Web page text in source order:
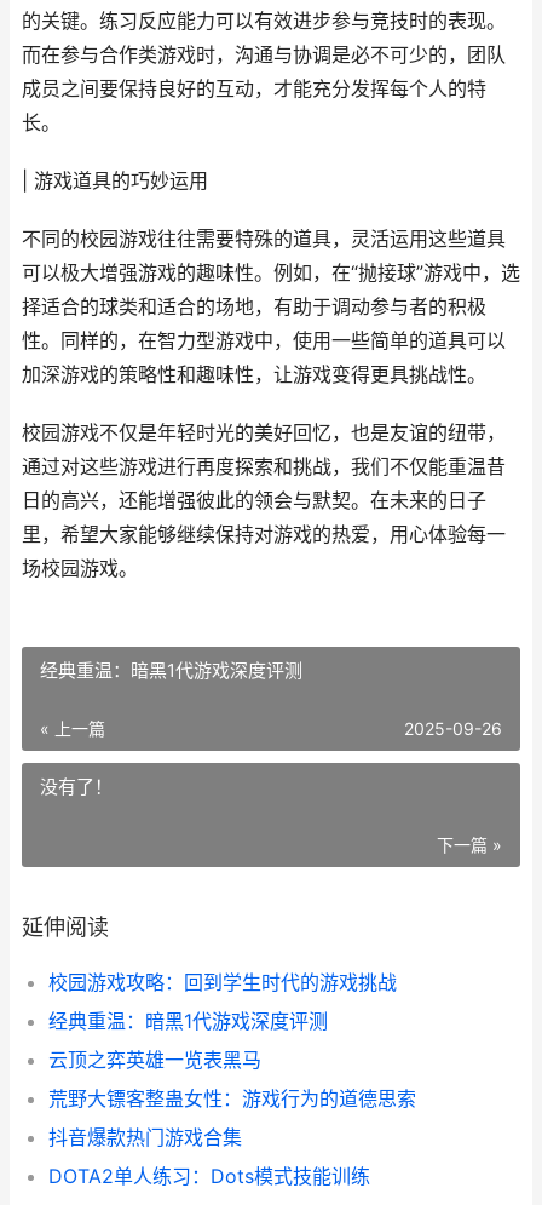
的关键。练习反应能力可以有效进步参与竞技时的表现。
而在参与合作类游戏时，沟通与协调是必不可少的，团队
成员之间要保持良好的互动，才能充分发挥每个人的特
长。
| 游戏道具的巧妙运用
不同的校园游戏往往需要特殊的道具，灵活运用这些道具
可以极大增强游戏的趣味性。例如，在“抛接球”游戏中，选
择适合的球类和适合的场地，有助于调动参与者的积极
性。同样的，在智力型游戏中，使用一些简单的道具可以
加深游戏的策略性和趣味性，让游戏变得更具挑战性。
校园游戏不仅是年轻时光的美好回忆，也是友谊的纽带，
通过对这些游戏进行再度探索和挑战，我们不仅能重温昔
日的高兴，还能增强彼此的领会与默契。在未来的日子
里，希望大家能够继续保持对游戏的热爱，用心体验每一
场校园游戏。
经典重温：暗黑1代游戏深度评测
« 上一篇 2025-09-26
没有了！
下一篇 »
延伸阅读
校园游戏攻略：回到学生时代的游戏挑战
经典重温：暗黑1代游戏深度评测
云顶之弈英雄一览表黑马
荒野大镖客整蛊女性：游戏行为的道德思索
抖音爆款热门游戏合集
DOTA2单人练习：Dots模式技能训练